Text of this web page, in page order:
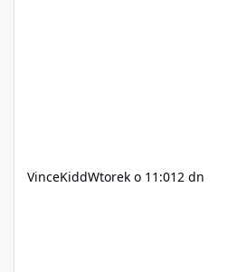
VinceKiddWtorek o 11:01 2 dn